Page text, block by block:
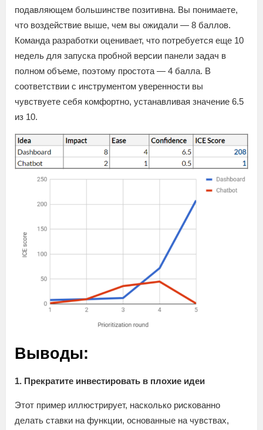
подавляющем большинстве позитивна. Вы понимаете,
что воздействие выше, чем вы ожидали — 8 баллов.
Команда разработки оценивает, что потребуется еще 10
недель для запуска пробной версии панели задач в
полном объеме, поэтому простота — 4 балла. В
соответствии с инструментом уверенности вы
чувствуете себя комфортно, устанавливая значение 6.5
из 10.
Выводы:
1. Прекратите инвестировать в плохие идеи
Этот пример иллюстрирует, насколько рискованно
делать ставки на функции, основанные на чувствах,